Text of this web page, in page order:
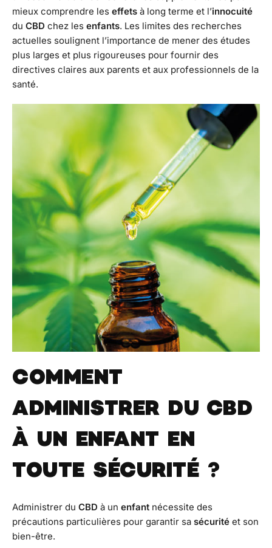
mieux comprendre les effets à long terme et l’innocuité
du CBD chez les enfants. Les limites des recherches
actuelles soulignent l’importance de mener des études
plus larges et plus rigoureuses pour fournir des
directives claires aux parents et aux professionnels de la
santé.
COMMENT
ADMINISTRER DU CBD
À UN ENFANT EN
TOUTE SÉCURITÉ ?
Administrer du CBD à un enfant nécessite des
précautions particulières pour garantir sa sécurité et son
bien-être.